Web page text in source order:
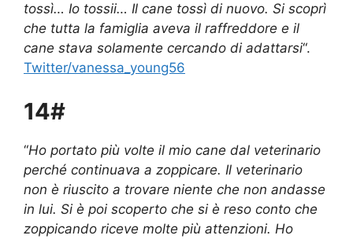
tossì… Io tossii… Il cane tossì di nuovo. Si scoprì
che tutta la famiglia aveva il raffreddore e il
cane stava solamente cercando di adattarsi“.
Twitter/vanessa_young56
14#
“Ho portato più volte il mio cane dal veterinario
perché continuava a zoppicare. Il veterinario
non è riuscito a trovare niente che non andasse
in lui. Si è poi scoperto che si è reso conto che
zoppicando riceve molte più attenzioni. Ho